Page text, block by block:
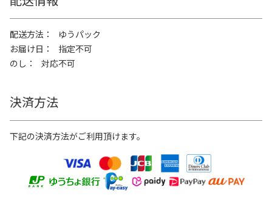
配送方法
ゆうパック
お届け日
指定不可
のし
対応不可
決済方法
下記の決済方法がご利用頂けます。